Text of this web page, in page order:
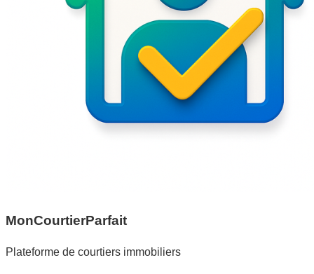
MonCourtierParfait
Plateforme de courtiers immobiliers